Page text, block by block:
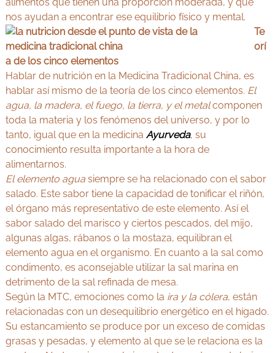
alimentos que tienen una proporción moderada, y que
nos ayudan a encontrar ese equilibrio físico y mental.
Te
orí
a de los cinco elementos
Hablar de nutrición en la Medicina Tradicional China, es
hablar así mismo de la teoría de los cinco elementos. El
agua, la madera, el fuego, la tierra, y el metalcomponen
toda la materia y los fenómenos del universo, y por lo
tanto, igual que en la medicina Ayurveda, su
conocimiento resulta importante a la hora de
alimentarnos.
El elemento aguasiempre se ha relacionado con el sabor
salado. Este sabor tiene la capacidad de tonificar el riñón,
el órgano más representativo de este elemento. Así el
sabor salado del marisco y ciertos pescados, del mijo,
algunas algas, rábanos o la mostaza, equilibran el
elemento agua en el organismo. En cuanto a la sal como
condimento, es aconsejable utilizar la sal marina en
detrimento de la sal refinada de mesa.
Según la MTC, emociones como la ira y la cólera, están
relacionadas con un desequilibrio energético en el hígado.
Su estancamiento se produce por un exceso de comidas
grasas y pesadas, y elemento al que se le relaciona es la